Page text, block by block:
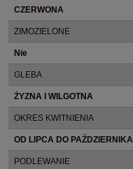
CZERWONA
ZIMOZIELONE
Nie
GLEBA
ŻYZNA I WILGOTNA
OKRES KWITNIENIA
OD LIPCA DO PAŹDZIERNIKA
PODLEWANIE